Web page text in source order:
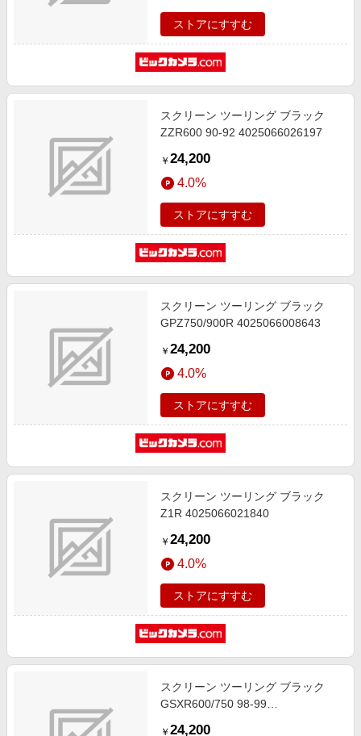
ストアにすすむ
スクリーン ツーリング ブラック
ZZR600 90-92 4025066026197
￥ 24,200
4.0%
ストアにすすむ
スクリーン ツーリング ブラック
GPZ750/900R 4025066008643
￥ 24,200
4.0%
ストアにすすむ
スクリーン ツーリング ブラック
Z1R 4025066021840
￥ 24,200
4.0%
ストアにすすむ
スクリーン ツーリング ブラック
GSXR600/750 98-99
￥ 24,200